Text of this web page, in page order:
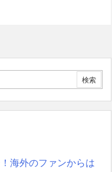
海外のファンからは